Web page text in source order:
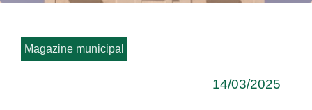
Magazine municipal
14/03/2025